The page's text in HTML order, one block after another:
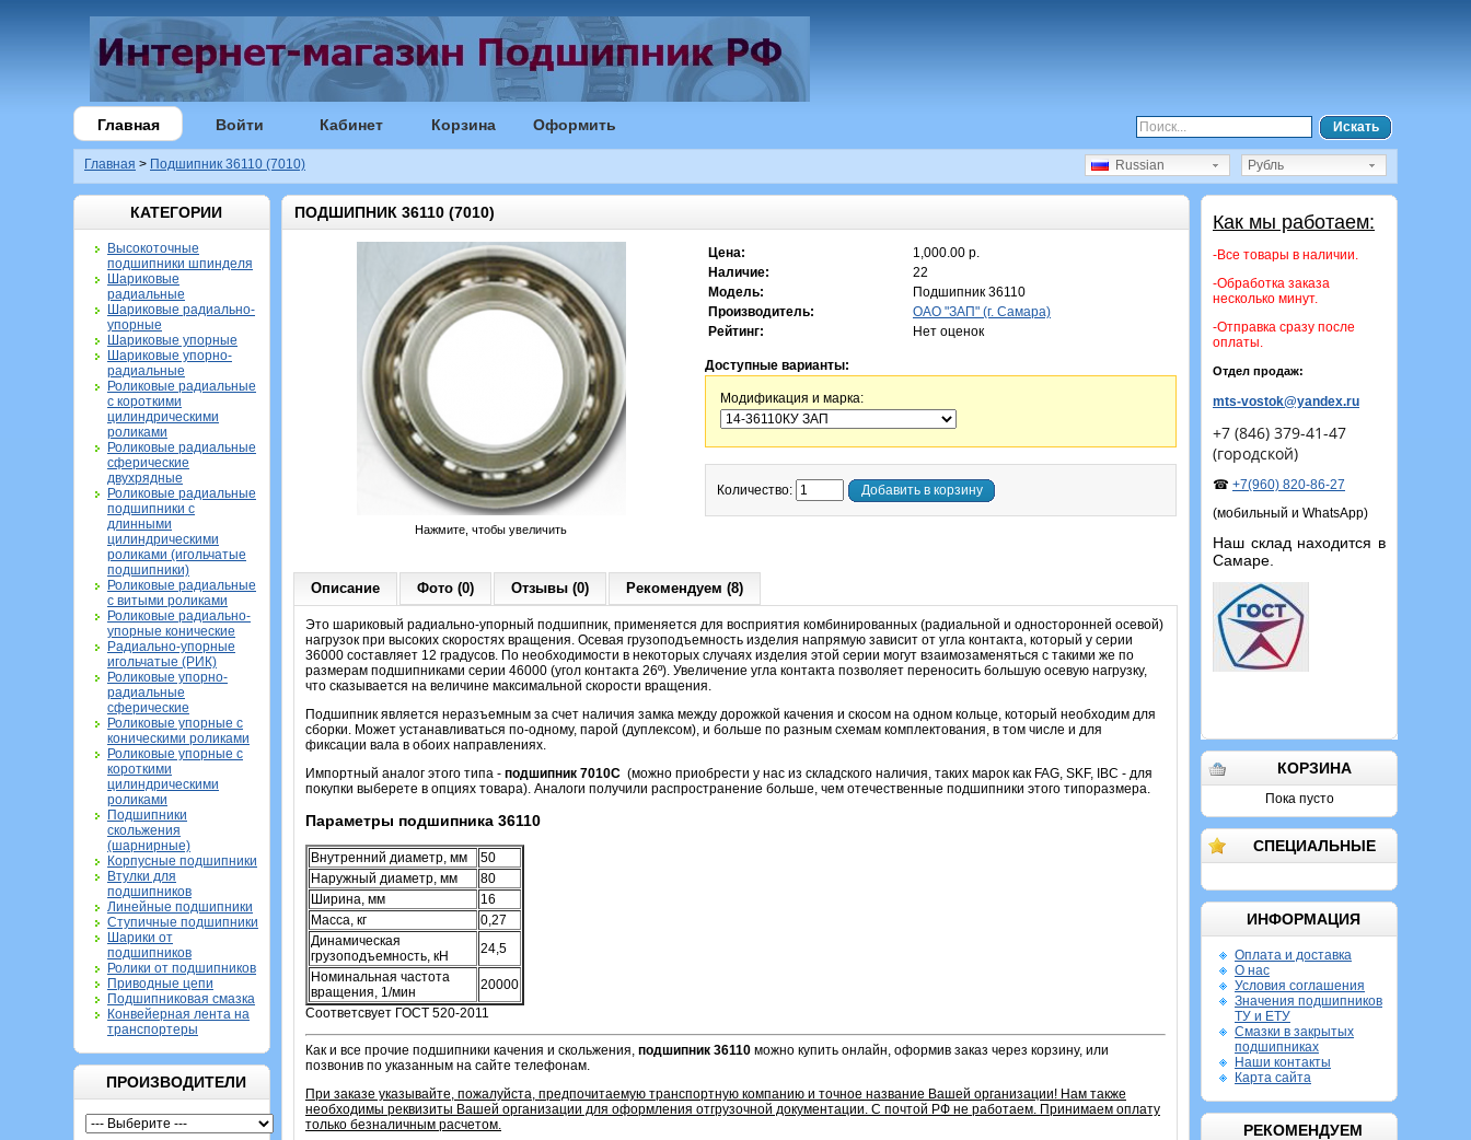
Главная Войти Кабинет Корзина Оформить Искать
Главная > Подшипник 36110 (7010) Рубль
Russian
КАТЕГОРИИ
Высокоточные
подшипники шпинделя
Шариковые
радиальные
Шариковые радиально-
упорные
Шариковые упорные
Шариковые упорно-
радиальные
Роликовые радиальные
с короткими
цилиндрическими
роликами
Роликовые радиальные
сферические
двухрядные
Роликовые радиальные
подшипники с
длинными
цилиндрическими
роликами (игольчатые
подшипники)
Роликовые радиальные
с витыми роликами
Роликовые радиально-
упорные конические
Радиально-упорные
игольчатые (РИК)
Роликовые упорно-
радиальные
сферические
Роликовые упорные с
коническими роликами
Роликовые упорные с
короткими
цилиндрическими
роликами
Подшипники
скольжения
(шарнирные)
Корпусные подшипники
Втулки для
подшипников
Линейные подшипники
Ступичные подшипники
Шарики от
подшипников
Ролики от подшипников
Приводные цепи
Подшипниковая смазка
Конвейерная лента на
транспортеры
ПРОИЗВОДИТЕЛИ
Как мы работаем:
-Все товары в наличии.
-Обработка заказа
несколько минут.
-Отправка сразу после
оплаты.
Отдел продаж:
mts-vostok@yandex.ru
+7 (846) 379-41-47
(городской)
☎ +7(960) 820-86-27
(мобильный и WhatsApp)
Наш склад находится в
Самаре.
КОРЗИНА
Пока пусто
СПЕЦИАЛЬНЫЕ
ИНФОРМАЦИЯ
Оплата и доставка
О нас
Условия соглашения
Значения подшипников
ТУ и ЕТУ
Смазки в закрытых
подшипниках
Наши контакты
Карта сайта
РЕКОМЕНДУЕМ
ПОДШИПНИК 36110 (7010)
Нажмите, чтобы увеличить
Цена:
1,000.00 р.
Наличие:
22
Модель:
Подшипник 36110
Производитель:
ОАО "ЗАП" (г. Самара)
Рейтинг:
Нет оценок
Доступные варианты:
Модификация и марка:
Количество: Добавить в корзину
Описание Фото (0) Отзывы (0) Рекомендуем (8)
Это шариковый радиально-упорный подшипник, применяется для восприятия комбинированных (радиальной и односторонней осевой)
нагрузок при высоких скоростях вращения. Осевая грузоподъемность изделия напрямую зависит от угла контакта, который у серии
36000 составляет 12 градусов. По необходимости в некоторых случаях изделия этой серии могут взаимозаменяться с такими же по
размерам подшипниками серии 46000 (угол контакта 26º). Увеличение угла контакта позволяет переносить большую осевую нагрузку,
что сказывается на величине максимальной скорости вращения.
Подшипник является неразъемным за счет наличия замка между дорожкой качения и скосом на одном кольце, который необходим для
сборки. Может устанавливаться по-одному, парой (дуплексом), и больше по разным схемам комплектования, в том числе и для
фиксации вала в обоих направлениях.
Импортный аналог этого типа - подшипник 7010С (можно приобрести у нас из складского наличия, таких марок как FAG, SKF, IBC - для
покупки выберете в опциях товара). Аналоги получили распространение больше, чем отечественные подшипники этого типоразмера.
Параметры подшипника 36110
Внутренний диаметр, мм
50
Наружный диаметр, мм
80
Ширина, мм
16
Масса, кг
0,27
Динамическая
грузоподъемность, кН
24,5
Номинальная частота
вращения, 1/мин
20000
Соответсвует ГОСТ 520-2011
Как и все прочие подшипники качения и скольжения, подшипник 36110 можно купить онлайн, оформив заказ через корзину, или
позвонив по указанным на сайте телефонам.
При заказе указывайте, пожалуйста, предпочитаемую транспортную компанию и точное название Вашей организации! Нам также
необходимы реквизиты Вашей организации для оформления отгрузочной документации. С почтой РФ не работаем. Принимаем оплату
только безналичным расчетом.